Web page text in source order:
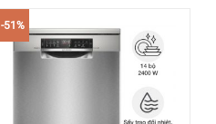
-51%